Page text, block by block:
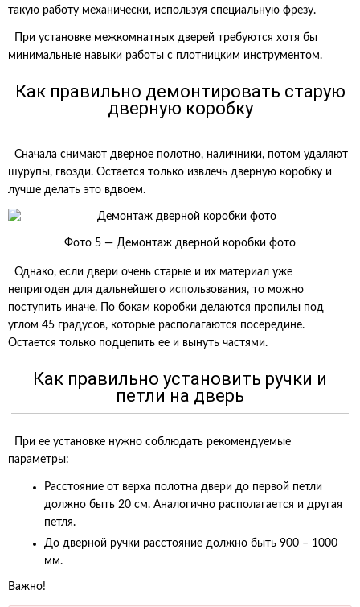
такую работу механически, используя специальную фрезу.
При установке межкомнатных дверей требуются хотя бы
минимальные навыки работы с плотницким инструментом.
Как правильно демонтировать старую
дверную коробку
Сначала снимают дверное полотно, наличники, потом удаляют
шурупы, гвозди. Остается только извлечь дверную коробку и
лучше делать это вдвоем.
Фото 5 — Демонтаж дверной коробки фото
Однако, если двери очень старые и их материал уже
непригоден для дальнейшего использования, то можно
поступить иначе. По бокам коробки делаются пропилы под
углом 45 градусов, которые располагаются посередине.
Остается только подцепить ее и вынуть частями.
Как правильно установить ручки и
петли на дверь
При ее установке нужно соблюдать рекомендуемые
параметры:
Расстояние от верха полотна двери до первой петли
должно быть 20 см. Аналогично располагается и другая
петля.
До дверной ручки расстояние должно быть 900 – 1000
мм.
Важно!